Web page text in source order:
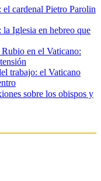
cardenal Pietro Parolin
la Iglesia en hebreo que
en el Vaticano:
trabajo: el Vaticano
sobre los obispos y